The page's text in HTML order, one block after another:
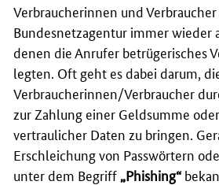
Verbraucherinnen und
Bundesnetzagentur immer wieder
denen die Anrufer betrügerisches
legten. Oft geht es dabei darum,
Verbraucherinnen/Verbraucher
zur Zahlung einer Geldsumme
vertraulicher Daten zu bringen.
Erschleichung von Passwörtern
unter dem Begriff „Phishing“